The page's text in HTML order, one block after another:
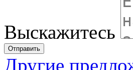
Выскажитесь
Отправить
Другие